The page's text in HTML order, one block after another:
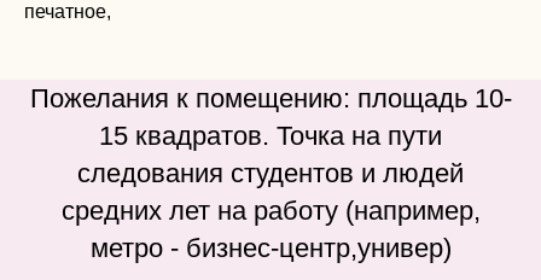
печатное,
Пожелания к помещению: площадь 10-
15 квадратов. Точка на пути
следования студентов и людей
средних лет на работу (например,
метро - бизнес-центр,универ)